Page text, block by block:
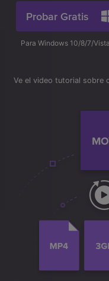
¿Qué hay de nuevo?
Los productos y las
Probar Gratis
Para Windows 10/8/7/
Ve el video tutorial sobre